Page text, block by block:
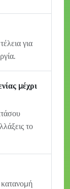
για
μέχρι
το